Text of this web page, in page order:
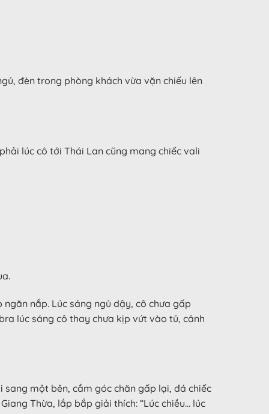
đèn trong phòng khách vừa vặn chiếu lên
lúc cô tới Thái Lan cũng mang chiếc vali
nắp. Lúc sáng ngủ dậy, cô chưa gấp
lúc sáng cô thay chưa kịp vứt vào tủ, cảnh
một bên, cầm góc chăn gấp lại, đá chiếc
Thừa, lắp bắp giải thích: “Lúc chiều… lúc